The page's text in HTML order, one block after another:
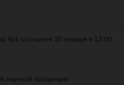
№1 состоится 30 января в 13:00.
научной продукции: